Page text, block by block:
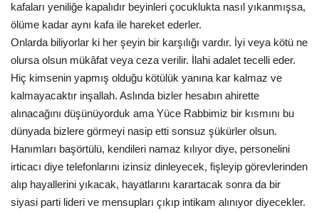
kafaları yeniliğe kapalıdır beyinleri çocuklukta nasıl yıkanmışsa,
ölüme kadar aynı kafa ile hareket ederler.
Onlarda biliyorlar ki her şeyin bir karşılığı vardır. İyi veya kötü ne
olursa olsun mükâfat veya ceza verilir. İlahi adalet tecelli eder.
Hiç kimsenin yapmış olduğu kötülük yanına kar kalmaz ve
kalmayacaktır inşallah. Aslında bizler hesabın ahirette
alınacağını düşünüyorduk ama Yüce Rabbimiz bir kısmını bu
dünyada bizlere görmeyi nasip etti sonsuz şükürler olsun.
Hanımları başörtülü, kendileri namaz kılıyor diye, personelini
irticacı diye telefonlarını izinsiz dinleyecek, fişleyip görevlerinden
alıp hayallerini yıkacak, hayatlarını karartacak sonra da bir
siyasi parti lideri ve mensupları çıkıp intikam alınıyor diyecekler.